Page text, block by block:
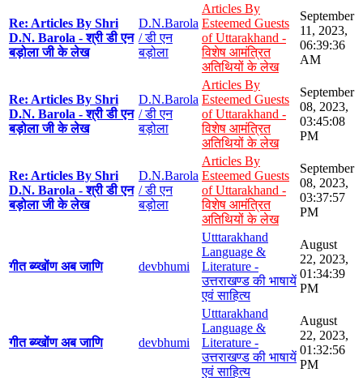
Re: Articles By Shri
D.N. Barola - श्री डी एन
बड़ोला जी के लेख
D.N.Barola
/ डी एन
बड़ोला
Articles By
Esteemed Guests
of Uttarakhand -
विशेष आमंत्रित
अतिथियों के लेख
September
11, 2023,
06:39:36
AM
Re: Articles By Shri
D.N. Barola - श्री डी एन
बड़ोला जी के लेख
D.N.Barola
/ डी एन
बड़ोला
Articles By
Esteemed Guests
of Uttarakhand -
विशेष आमंत्रित
अतिथियों के लेख
September
08, 2023,
03:45:08
PM
Re: Articles By Shri
D.N. Barola - श्री डी एन
बड़ोला जी के लेख
D.N.Barola
/ डी एन
बड़ोला
Articles By
Esteemed Guests
of Uttarakhand -
विशेष आमंत्रित
अतिथियों के लेख
September
08, 2023,
03:37:57
PM
गीत ब्य्खोंण अब जाणि devbhumi
Utttarakhand
Language &
Literature -
उत्तराखण्ड की भाषायें
एवं साहित्य
August
22, 2023,
01:34:39
PM
गीत ब्य्खोंण अब जाणि devbhumi
Utttarakhand
Language &
Literature -
उत्तराखण्ड की भाषायें
एवं साहित्य
August
22, 2023,
01:32:56
PM